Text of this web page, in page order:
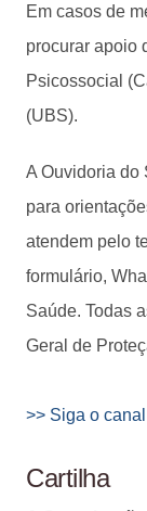
Em casos de
procurar apoio
Psicossocial
(UBS).
A Ouvidoria do
para
atendem pelo
formulário,
Saúde. Todas
Geral de
>> Siga o
Cartilha